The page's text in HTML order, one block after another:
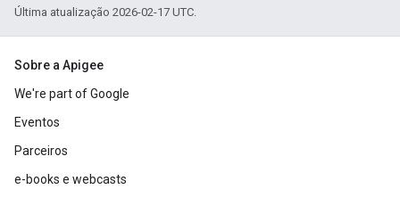
Última atualização 2026-02-17 UTC.
Sobre a Apigee
We're part of Google
Eventos
Parceiros
e-books e webcasts